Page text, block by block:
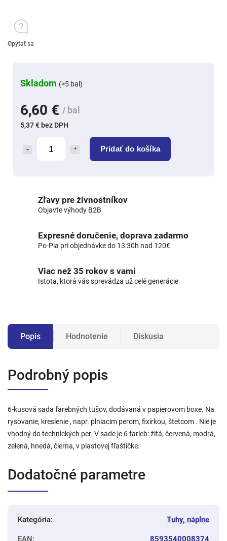
6,60 € / bal
5,37 € bez DPH
Pridať do košíka
Skladom (>5 bal)
Opýtať sa
Zľavy pre živnostníkov
Objavte výhody B2B
Expresné doručenie, doprava zadarmo
Po-Pia pri objednávke do 13:30h nad 120€
Viac než 35 rokov s vami
Istota, ktorá vás sprevádza už celé generácie
Popis Hodnotenie Diskusia
Podrobný popis
6-kusová sada farebných tušov, dodávaná v papierovom boxe. Na
rysovanie, kreslenie , napr. plniacim perom, fixírkou, štetcom . Nie je
vhodný do technických per. V sade je 6 farieb: žltá, červená, modrá,
zelená, hnedá, čierna, v plastovej fľaštičke.
Dodatočné parametre
Kategória: Tuhy, náplne
EAN: 8593540008374